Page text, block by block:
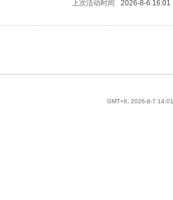
上次活动时间
2026-8-6 16:01
GMT+8, 2026-8-7 14:01